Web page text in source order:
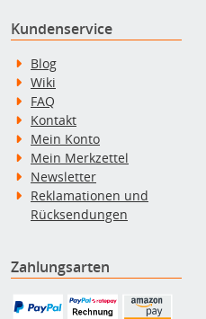
Kundenservice
Blog
Wiki
FAQ
Kontakt
Mein Konto
Mein Merkzettel
Newsletter
Reklamationen und
Rücksendungen
Zahlungsarten